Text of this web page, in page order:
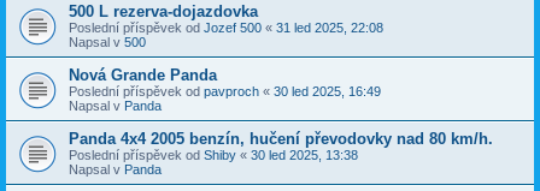
500 L rezerva-dojazdovka
Poslední příspěvek od Jozef 500 « 31 led 2025, 22:08
Napsal v 500
Nová Grande Panda
Poslední příspěvek od pavproch « 30 led 2025, 16:49
Napsal v Panda
Panda 4x4 2005 benzín, hučení převodovky nad 80 km/h.
Poslední příspěvek od Shiby « 30 led 2025, 13:38
Napsal v Panda